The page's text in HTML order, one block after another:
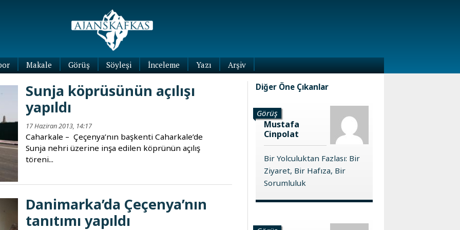
Makale Görüş Söyleşi İnceleme
Yazı
Arşiv
Sunja köprüsünün açılışı
yapıldı
17 Haziran 2013, 14:17
Caharkale – Çeçenya’nın başkenti Caharkale’de
Sunja nehri üzerine inşa edilen köprünün açılış
töreni...
Danimarka’da Çeçenya’nın
tanıtımı yapıldı
Diğer Öne Çıkanlar
Görüş
Mustafa
Cinpolat
Bir Yolculuktan Fazlası: Bir
Ziyaret, Bir Hafıza, Bir
Sorumluluk